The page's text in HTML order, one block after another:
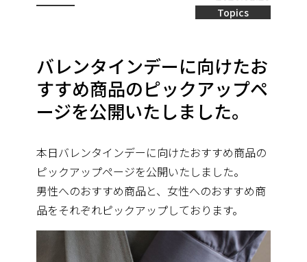
Topics
バレンタインデーに向けたお
すすめ商品のピックアップペ
ージを公開いたしました。
本日バレンタインデーに向けたおすすめ商品の
ピックアップページを公開いたしました。
男性へのおすすめ商品と、女性へのおすすめ商
品をそれぞれピックアップしております。